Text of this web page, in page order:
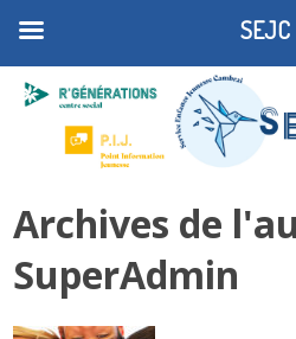
Archives de
SuperAdmin
SEJC